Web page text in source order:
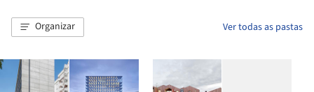
Organizar Ver todas as pastas